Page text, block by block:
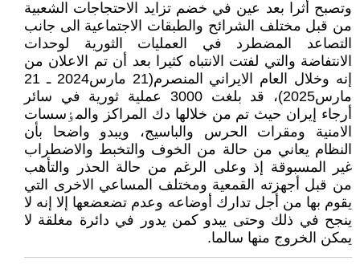
وتصبح أثرا بعد عين في خضم تزايد الاحتجاجات الشعبية
من قبل مختلف الشرائح والطبقات الاجتماعية الى جانب
التصاعد المضطرد في العمليات الثورية لوحدات
الانتفاضة والتي لفتت الانتباه کثيرا بعد أن تم الاعلان من
إنه وخلال العام الايراني المنصرم(21 مارس2024 ـ 21
مارس2025)، قد بلغت 3000 عملية ثورية في سائر
أرجاء إيران حيث تم من خلالها دك المراکز والمٶسسات
الامنية ومقرات الحرس والباسيج، ويبدو واضحا بأن
النظام يعاني من حالة من الخوف والتخبط والاضطراب
غير المسبوقة إذ وعلى الرغم من حالة الحذر والتأهب
من قبل أجهزته القمعية ومختلف المساعي الاخرى التي
يقوم بها من أجل تدارك أوضاعه وعدم تضعضعها إلا إنه لا
ينجح في ذلك وحتى يبدو کمن يدور في دائرة مغلقة لا
يمکن الخروج منها سالما.